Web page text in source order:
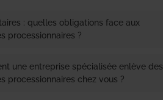
: quelles obligations face aux
processionnaires ?
une entreprise spécialisée enlève des
processionnaires chez vous ?